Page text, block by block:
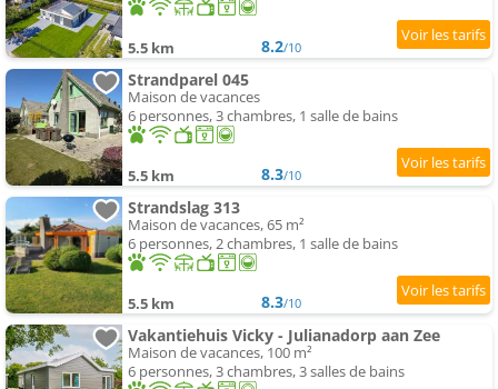
5.5 km 8.2/10
Strandparel 045
Maison de vacances
6 personnes, 3 chambres, 1 salle de bains
5.5 km 8.3/10
Strandslag 313
Maison de vacances, 65 m²
6 personnes, 2 chambres, 1 salle de bains
5.5 km 8.3/10
Vakantiehuis Vicky - Julianadorp aan Zee
Maison de vacances, 100 m²
6 personnes, 3 chambres, 3 salles de bains